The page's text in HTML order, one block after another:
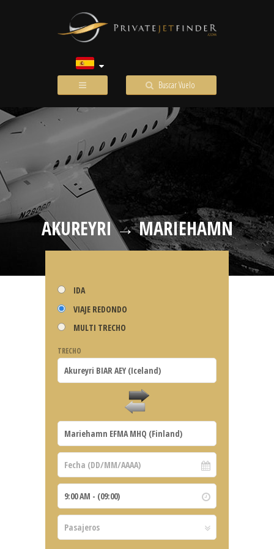
Buscar Vuelo
AKUREYRI → MARIEHAMN
IDA
VIAJE REDONDO
MULTI TRECHO
TRECHO